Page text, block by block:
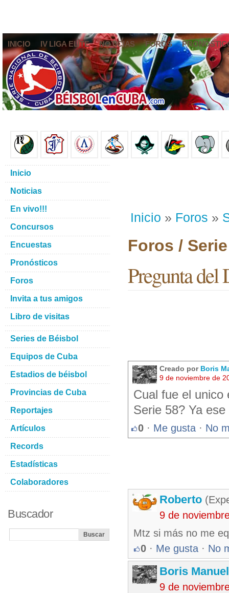
INICIO IV LIGA ELITE NOTICIAS FOROS
Inicio » Foros »
Foros /
Pregunta del
Creado por Boris
9 de noviembre de
Cual fue el unico
Serie 58? Ya
0 · Me gusta · No
Roberto
9 de
Mtz si más no me
0 · Me gusta · No
Boris
9 de
Inicio
Noticias
En vivo!!!
Concursos
Encuestas
Pronósticos
Foros
Invita a tus amigos
Libro de visitas
Series de Béisbol
Equipos de Cuba
Estadios de béisbol
Provincias de Cuba
Reportajes
Artículos
Records
Estadísticas
Colaboradores
Buscador